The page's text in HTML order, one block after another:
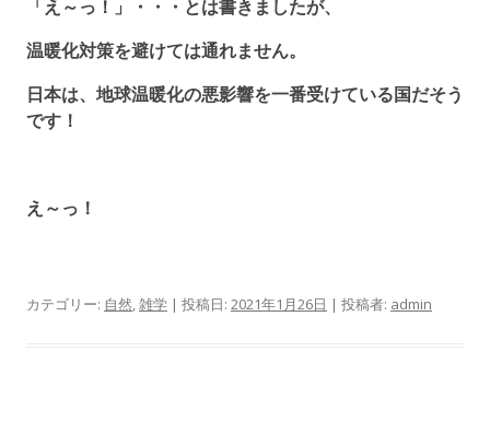
「え～っ！」・・・とは書きましたが、
温暖化対策を避けては通れません。
日本は、地球温暖化の悪影響を一番受けている国だそう
です！
え～っ！
カテゴリー: 自然,雑学 | 投稿日: 2021年1月26日 | 投稿者: admin